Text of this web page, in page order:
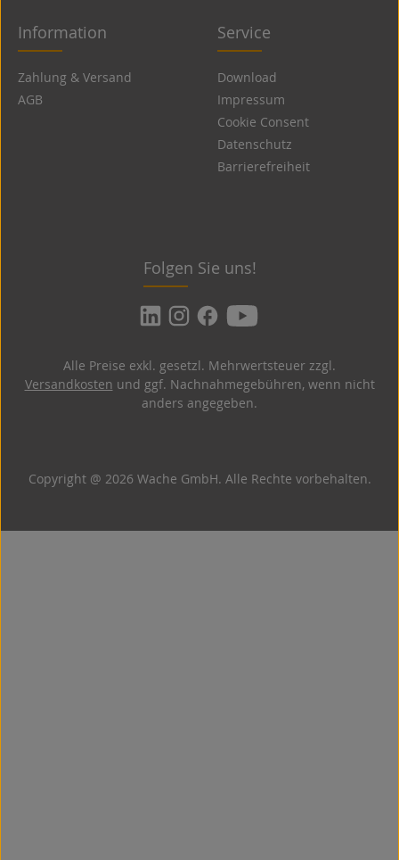
Information
Zahlung & Versand
AGB
Service
Download
Impressum
Cookie Consent
Datenschutz
Barrierefreiheit
Folgen Sie uns!
Copyright @ 2026 Wache GmbH. Alle Rechte vorbehalten.
Alle Preise exkl. gesetzl. Mehrwertsteuer zzgl.
Versandkosten und ggf. Nachnahmegebühren, wenn nicht
anders angegeben.